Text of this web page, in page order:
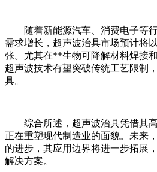
随着新能源汽车、消费电子等行
需求增长，超声波治具市场预计将
张。尤其在**生物可降解材料焊接
超声波技术有望突破传统工艺限制
具。
综合所述，超声波治具凭借其高
正在重塑现代制造业的面貌。未来
的进步，其应用边界将进一步拓展
解决方案。